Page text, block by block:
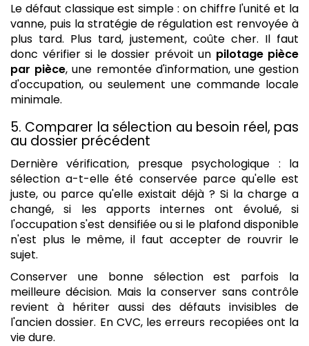
Le défaut classique est simple : on chiffre l'unité et la
vanne, puis la stratégie de régulation est renvoyée à
plus tard. Plus tard, justement, coûte cher. Il faut
donc vérifier si le dossier prévoit un pilotage pièce
par pièce, une remontée d'information, une gestion
d'occupation, ou seulement une commande locale
minimale.
5. Comparer la sélection au besoin réel, pas
au dossier précédent
Dernière vérification, presque psychologique : la
sélection a-t-elle été conservée parce qu'elle est
juste, ou parce qu'elle existait déjà ? Si la charge a
changé, si les apports internes ont évolué, si
l'occupation s'est densifiée ou si le plafond disponible
n'est plus le même, il faut accepter de rouvrir le
sujet.
Conserver une bonne sélection est parfois la
meilleure décision. Mais la conserver sans contrôle
revient à hériter aussi des défauts invisibles de
l'ancien dossier. En CVC, les erreurs recopiées ont la
vie dure.